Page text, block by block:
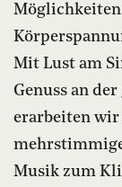
Mit Lust am
Genuss an
erarbeiten wir
Musik zum